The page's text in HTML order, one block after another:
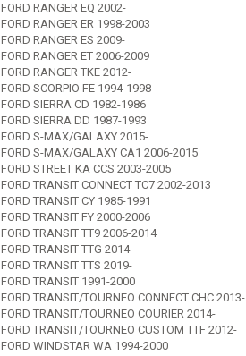
FORD RANGER EQ 2002-
FORD RANGER ER 1998-2003
FORD RANGER ES 2009-
FORD RANGER ET 2006-2009
FORD RANGER TKE 2012-
FORD SCORPIO FE 1994-1998
FORD SIERRA CD 1982-1986
FORD SIERRA DD 1987-1993
FORD S-MAX/GALAXY 2015-
FORD S-MAX/GALAXY CA1 2006-2015
FORD STREET KA CCS 2003-2005
FORD TRANSIT CONNECT TC7 2002-2013
FORD TRANSIT CY 1985-1991
FORD TRANSIT FY 2000-2006
FORD TRANSIT TT9 2006-2014
FORD TRANSIT TTG 2014-
FORD TRANSIT TTS 2019-
FORD TRANSIT 1991-2000
FORD TRANSIT/TOURNEO CONNECT CHC 2013-
FORD TRANSIT/TOURNEO COURIER 2014-
FORD TRANSIT/TOURNEO CUSTOM TTF 2012-
FORD WINDSTAR WA 1994-2000